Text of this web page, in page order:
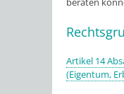
Artikel 14
(Eigentum,